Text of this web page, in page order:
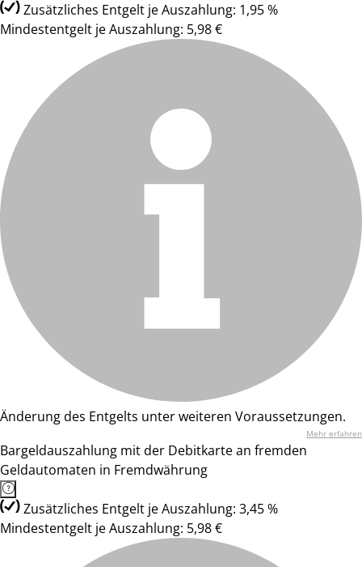
Zusätzliches Entgelt je Auszahlung: 1,95 %
Mindestentgelt je Auszahlung: 5,98 €
Änderung des Entgelts unter weiteren Voraussetzungen.
Mehr erfahren
Bargeldauszahlung mit der Debitkarte an fremden
Geldautomaten in Fremdwährung
Zusätzliches Entgelt je Auszahlung: 3,45 %
Mindestentgelt je Auszahlung: 5,98 €